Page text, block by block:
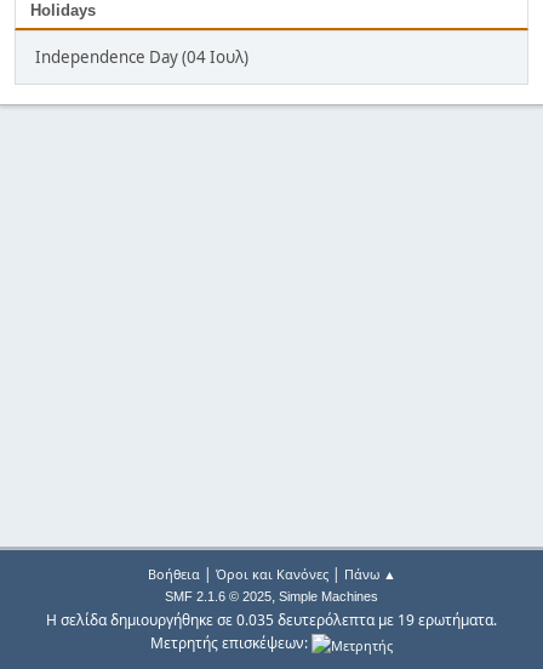
Holidays
Independence Day (04 Ιουλ)
Βοήθεια| Όροι και Κανόνες| Πάνω ▲
SMF 2.1.6 © 2025, Simple Machines
Η σελίδα δημιουργήθηκε σε 0.035 δευτερόλεπτα με 19 ερωτήματα.
Μετρητής επισκέψεων: